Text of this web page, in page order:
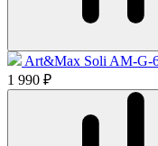
Art&Max Soli AM-G-
1 990 ₽